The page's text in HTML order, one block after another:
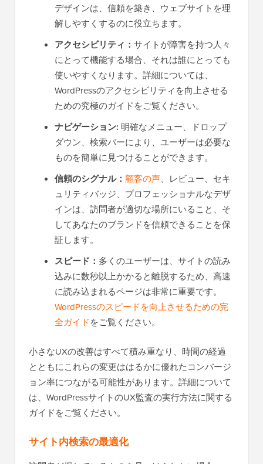
デザインは、信頼を築き、ウェブサイトを理
解しやすくするのに役立ちます。
アクセシビリティ： サイトが障害を持つ人々
にとって機能する場合、それは誰にとっても
使いやすくなります。詳細については、
WordPressのアクセシビリティを向上させる
ための究極のガイドをご覧ください。
ナビゲーション: 明確なメニュー、ドロップ
ダウン、検索バーにより、ユーザーは必要な
ものを簡単に見つけることができます。
信頼のシグナル： 顧客の声、レビュー、セキ
ュリティバッジ、プロフェッショナルなデザ
インは、訪問者が適切な場所にいること、そ
してあなたのブランドを信頼できることを保
証します。
スピード： 多くのユーザーは、サイトの読み
込みに数秒以上かかると離脱するため、高速
に読み込まれるページは非常に重要です。
WordPressのスピードを向上させるための完
全ガイドをご覧ください。
小さなUXの改善はすべて積み重なり、時間の経過
とともにこれらの変更ははるかに優れたコンバージ
ョン率につながる可能性があります。詳細について
は、WordPressサイトのUX監査の実行方法に関する
ガイドをご覧ください。
サイト内検索の最適化